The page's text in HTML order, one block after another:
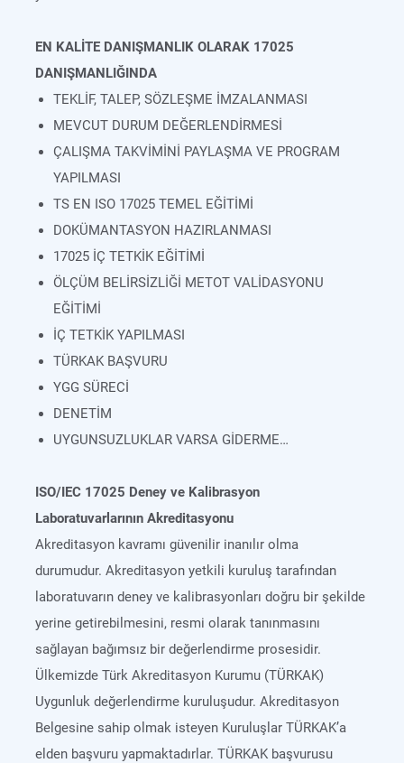
EN KALİTE DANIŞMANLIK OLARAK 17025
DANIŞMANLIĞINDA
TEKLİF, TALEP, SÖZLEŞME İMZALANMASI
MEVCUT DURUM DEĞERLENDİRMESİ
ÇALIŞMA TAKVİMİNİ PAYLAŞMA VE PROGRAM
YAPILMASI
TS EN ISO 17025 TEMEL EĞİTİMİ
DOKÜMANTASYON HAZIRLANMASI
17025 İÇ TETKİK EĞİTİMİ
ÖLÇÜM BELİRSİZLİĞİ METOT VALİDASYONU
EĞİTİMİ
İÇ TETKİK YAPILMASI
TÜRKAK BAŞVURU
YGG SÜRECİ
DENETİM
UYGUNSUZLUKLAR VARSA GİDERME…
ISO/IEC 17025 Deney ve Kalibrasyon
Laboratuvarlarının Akreditasyonu
Akreditasyon kavramı güvenilir inanılır olma
durumudur. Akreditasyon yetkili kuruluş tarafından
laboratuvarın deney ve kalibrasyonları doğru bir şekilde
yerine getirebilmesini, resmi olarak tanınmasını
sağlayan bağımsız bir değerlendirme prosesidir.
Ülkemizde Türk Akreditasyon Kurumu (TÜRKAK)
Uygunluk değerlendirme kuruluşudur. Akreditasyon
Belgesine sahip olmak isteyen Kuruluşlar TÜRKAK’a
elden başvuru yapmaktadırlar. TÜRKAK başvurusu